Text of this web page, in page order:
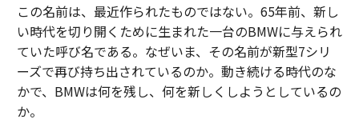
この名前は、最近作られたものではない。65年前、新し
い時代を切り開くために生まれた一台のBMWに与えられ
ていた呼び名である。なぜいま、その名前が新型7シリ
ーズで再び持ち出されているのか。動き続ける時代のな
かで、BMWは何を残し、何を新しくしようとしているの
か。